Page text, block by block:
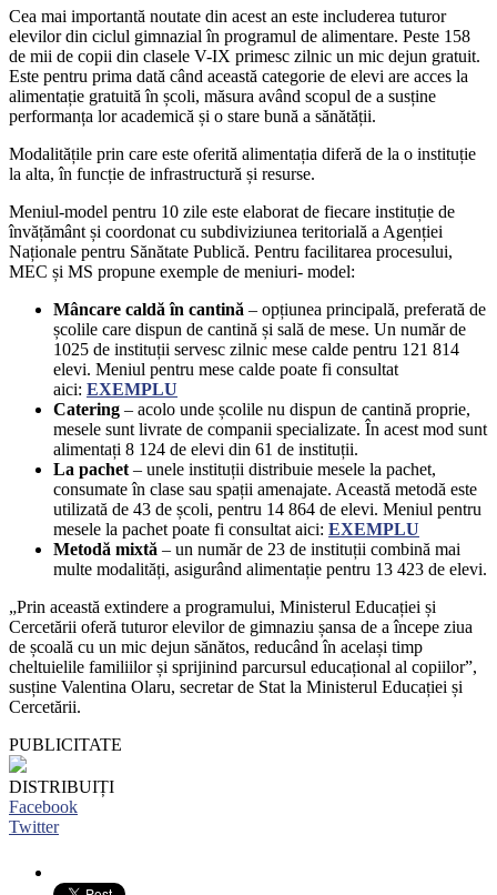
Cea mai importantă noutate din acest an este includerea tuturor
elevilor din ciclul gimnazial în programul de alimentare. Peste 158
de mii de copii din clasele V-IX primesc zilnic un mic dejun gratuit.
Este pentru prima dată când această categorie de elevi are acces la
alimentație gratuită în școli, măsura având scopul de a susține
performanța lor academică și o stare bună a sănătății.
Modalitățile prin care este oferită alimentația diferă de la o instituție
la alta, în funcție de infrastructură și resurse.
Meniul-model pentru 10 zile este elaborat de fiecare instituție de
învățământ și coordonat cu subdiviziunea teritorială a Agenției
Naționale pentru Sănătate Publică. Pentru facilitarea procesului,
MEC și MS propune exemple de meniuri- model:
Mâncare caldă în cantină – opțiunea principală, preferată de
școlile care dispun de cantină și sală de mese. Un număr de
1025 de instituții servesc zilnic mese calde pentru 121 814
elevi. Meniul pentru mese calde poate fi consultat
aici: EXEMPLU
Catering – acolo unde școlile nu dispun de cantină proprie,
mesele sunt livrate de companii specializate. În acest mod sunt
alimentați 8 124 de elevi din 61 de instituții.
La pachet – unele instituții distribuie mesele la pachet,
consumate în clase sau spații amenajate. Această metodă este
utilizată de 43 de școli, pentru 14 864 de elevi. Meniul pentru
mesele la pachet poate fi consultat aici: EXEMPLU
Metodă mixtă – un număr de 23 de instituții combină mai
multe modalități, asigurând alimentație pentru 13 423 de elevi.
„Prin această extindere a programului, Ministerul Educației și
Cercetării oferă tuturor elevilor de gimnaziu șansa de a începe ziua
de școală cu un mic dejun sănătos, reducând în același timp
cheltuielile familiilor și sprijinind parcursul educațional al copiilor”,
susține Valentina Olaru, secretar de Stat la Ministerul Educației și
Cercetării.
PUBLICITATE
DISTRIBUIȚI
Facebook
Twitter